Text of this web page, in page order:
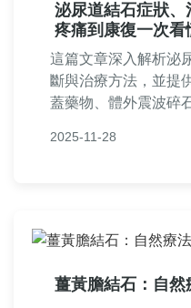
泌尿道結石症狀
疼痛到康復一次看
這篇文章深入解析泌
斷與治療方法，並提
蓋藥物、體外震波碎
減少復發風險。適合
2025-11-28
薑黃膽結石：自